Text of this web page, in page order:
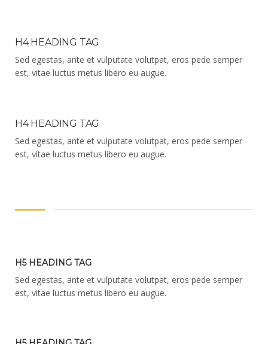
H4 HEADING TAG
Sed egestas, ante et vulputate volutpat, eros pede semper
est, vitae luctus metus libero eu augue.
H4 HEADING TAG
Sed egestas, ante et vulputate volutpat, eros pede semper
est, vitae luctus metus libero eu augue.
H5 HEADING TAG
Sed egestas, ante et vulputate volutpat, eros pede semper
est, vitae luctus metus libero eu augue.